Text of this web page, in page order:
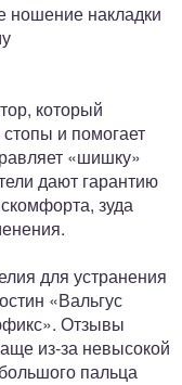
ношение накладки
который
и помогает
«шишку»
дают гарантию
зуда
для устранения
«Вальгус
Отзывы
из-за невысокой
пальца